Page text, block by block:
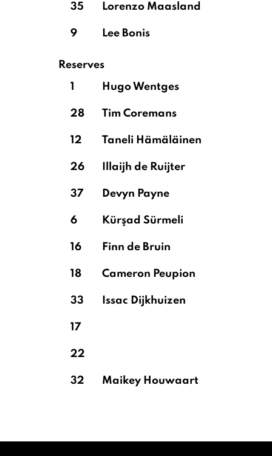
35 Lorenzo Maasland
9 Lee Bonis
Reserves
1
Hugo Wentges
28 Tim Coremans
12 Taneli Hämäläinen
26 Illaijh de Ruijter
37 Devyn Payne
6 Kürşad Sürmeli
16 Finn de Bruin
18 Cameron Peupion
33 Issac Dijkhuizen
17
22
32 Maikey Houwaart